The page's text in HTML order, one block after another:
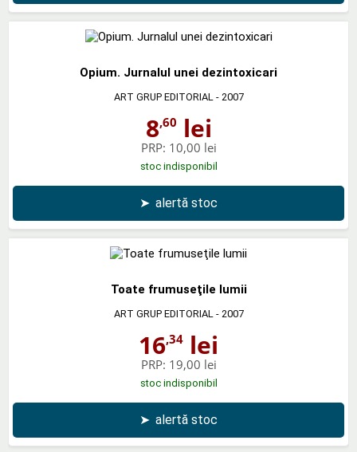
Opium. Jurnalul unei dezintoxicari
ART GRUP EDITORIAL - 2007
8,60 lei
PRP: 10,00 lei
stoc indisponibil
➤ alertă stoc
Toate frumuseţile lumii
ART GRUP EDITORIAL - 2007
16,34 lei
PRP: 19,00 lei
stoc indisponibil
➤ alertă stoc